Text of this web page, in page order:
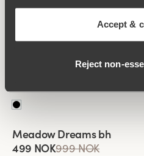
Accept &
Reject
999 NOK
Viewing image 1 of 2
Lars Wallin Design
Meadow Dreams bh
499 NOK999 NOK